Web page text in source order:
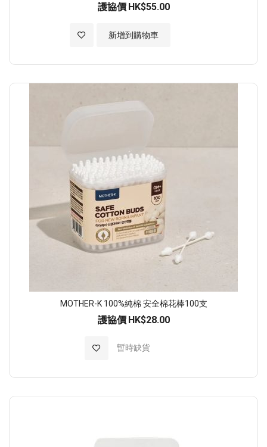
護協價 HK$55.00
新增到購物車
加入至願望清單
MOTHER-K 100%純棉 安全棉花棒100支
護協價 HK$28.00
暫時缺貨
加入至願望清單